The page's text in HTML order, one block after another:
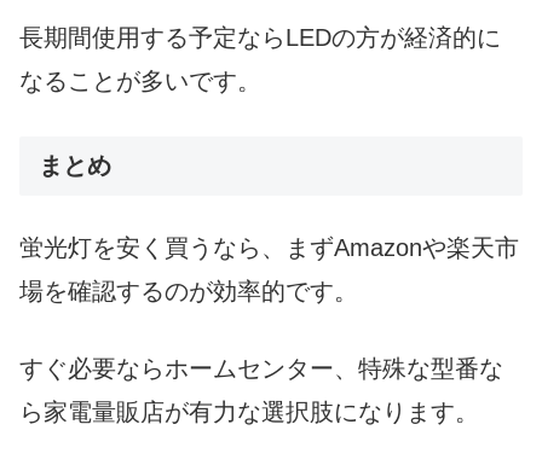
長期間使用する予定ならLEDの方が経済的に
なることが多いです。
まとめ
蛍光灯を安く買うなら、まずAmazonや楽天市
場を確認するのが効率的です。
すぐ必要ならホームセンター、特殊な型番な
ら家電量販店が有力な選択肢になります。